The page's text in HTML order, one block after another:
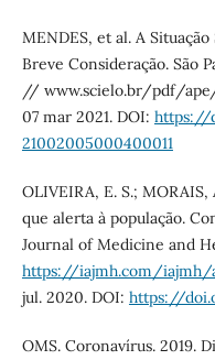
MENDES, et al. A
Breve Consideração. São
// www.scielo.br/pdf/ape/
07 mar 2021. DOI: https://
21002005000400011
OLIVEIRA, E. S.;
que alerta à população.
Journal of Medicine and
https://iajmh.com/
jul. 2020. DOI: https://
OMS. Coronavírus. 2019.